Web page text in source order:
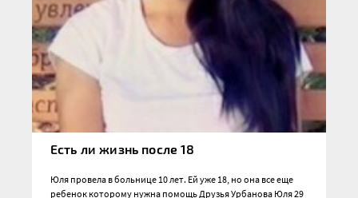
Есть ли жизнь после 18
Юля провела в больнице 10 лет. Ей уже 18, но она все еще
ребенок которому нужна помощь Друзья Урбанова Юля 29